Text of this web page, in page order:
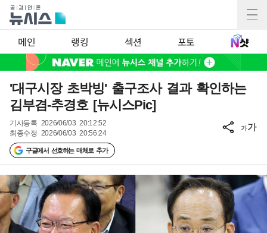
메인 랭킹 섹션 포토
'대구시장 초박빙' 출구조사 결과 확인하는
김부겸-추경호 [뉴시스Pic]
기사등록 2026/06/03 20:12:52
최종수정 2026/06/03 20:56:24
구글에서 선호하는 매체로 추가
가가